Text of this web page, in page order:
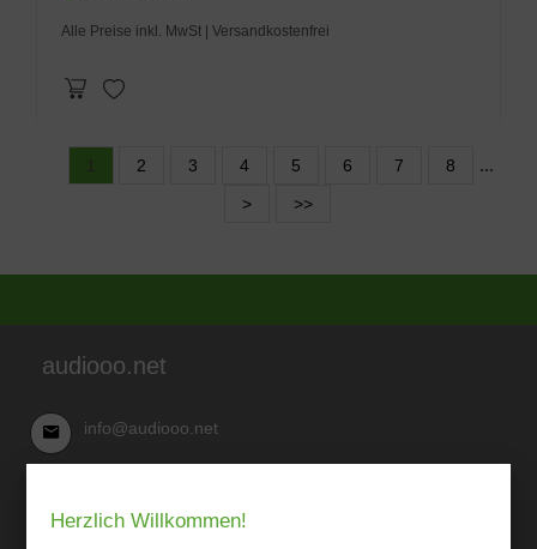
Alle Preise inkl. MwSt | Versandkostenfrei
2 3 4 5 6 7 8
...
>
>>
audiooo.net
info@audiooo.net
03 41-25 69 27 20
Herzlich Willkommen!